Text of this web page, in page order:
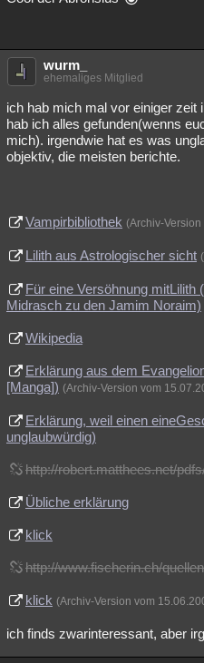
wurm_
ehemaliges Mitglied
ich hab mich mal vor einiger zeit
hab ich alles gefunden(wenns
mich). irgendwie hat es was
objektiv, die meisten berichte.
Vampirbibliothek (Archiv-
Lilith aus Astrologischer sicht
Für eine Versöhnung
Midrasch zu den Jamim Noraim)
Wikipedia
Erklärung aus dem
[Manga]) (Archiv-Version vom
Erklärung, weil einen
unglaubwürdig)
http://robert.matthees.net/
Übliche erklärung
klick
http://www.fischerin.ch/
klick (Archiv-Version vom
ich finds zwarinteressant, aber